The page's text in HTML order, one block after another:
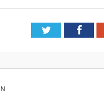
Twitter